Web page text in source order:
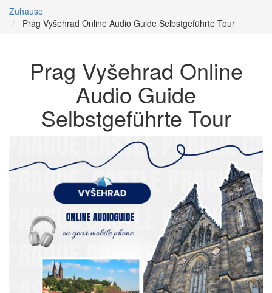
Zuhause
Prag Vyšehrad Online Audio Guide Selbstgeführte Tour
Prag Vyšehrad Online
Audio Guide
Selbstgeführte Tour